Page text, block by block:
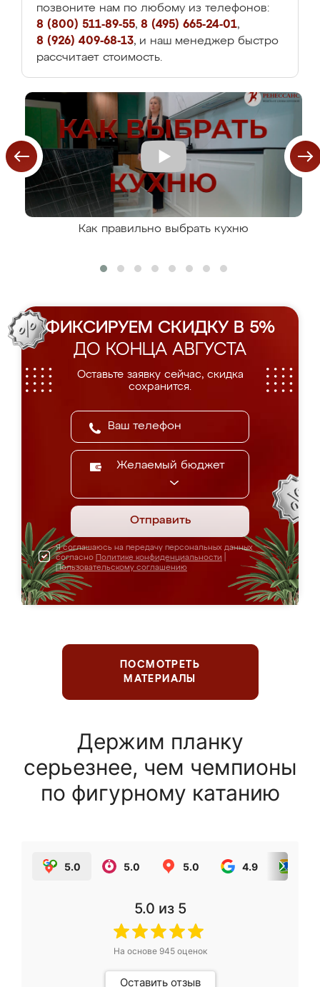
позвоните нам по любому из телефонов:
8 (800) 511-89-55, 8 (495) 665-24-01,
8 (926) 409-68-13, и наш менеджер быстро
рассчитает стоимость.
Как правильно выбрать кухню
ФИКСИРУЕМ СКИДКУ В 5%
ДО КОНЦА АВГУСТА
Оставьте заявку сейчас, скидка
сохранится.
Желаемый бюджет
Отправить
Я соглашаюсь на передачу персональных данных
согласно Политике конфиденциальности
Пользовательскому соглашению
ПОСМОТРЕТЬ
МАТЕРИАЛЫ
Держим планку
серьезнее, чем чемпионы
по фигурному катанию
5.0 5.0 5.0 4.9
5.0 из 5
На основе 945оценок
Оставить отзыв